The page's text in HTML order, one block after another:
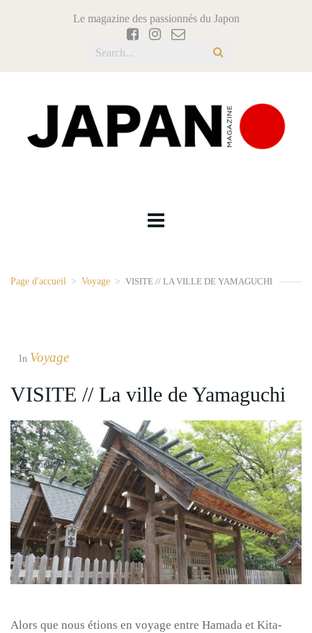
Le magazine des passionnés du Japon
Page d'accueil > Voyage > VISITE // LA VILLE DE YAMAGUCHI
In Voyage
VISITE // La ville de Yamaguchi
Alors que nous étions en voyage entre Hamada et Kita-